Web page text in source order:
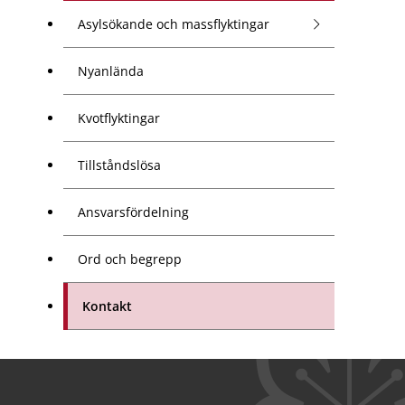
Asylsökande och massflyktingar
Nyanlända
Kvotflyktingar
Tillståndslösa
Ansvarsfördelning
Ord och begrepp
Kontakt